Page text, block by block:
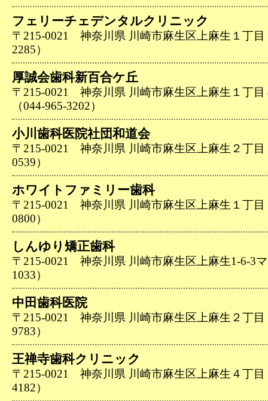
フェリーチェデンタルクリニック
〒215-0021 神奈川県 川崎市麻生区上麻生１丁目
2285）
厚誠会歯科新百合ケ丘
〒215-0021 神奈川県 川崎市麻生区上麻生１丁目
（044-965-3202）
小川歯科医院社団和道会
〒215-0021 神奈川県 川崎市麻生区上麻生２丁目
0539）
ホワイトファミリー歯科
〒215-0021 神奈川県 川崎市麻生区上麻生１丁目
0800）
しんゆり矯正歯科
〒215-0021 神奈川県 川崎市麻生区上麻生1-6-3
1033）
中田歯科医院
〒215-0021 神奈川県 川崎市麻生区上麻生２丁目
9783）
王禅寺歯科クリニック
〒215-0021 神奈川県 川崎市麻生区上麻生４丁目
4182）